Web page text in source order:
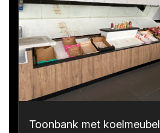
Toonbank met koelmeubel